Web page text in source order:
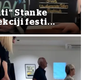
Stanke
festi...